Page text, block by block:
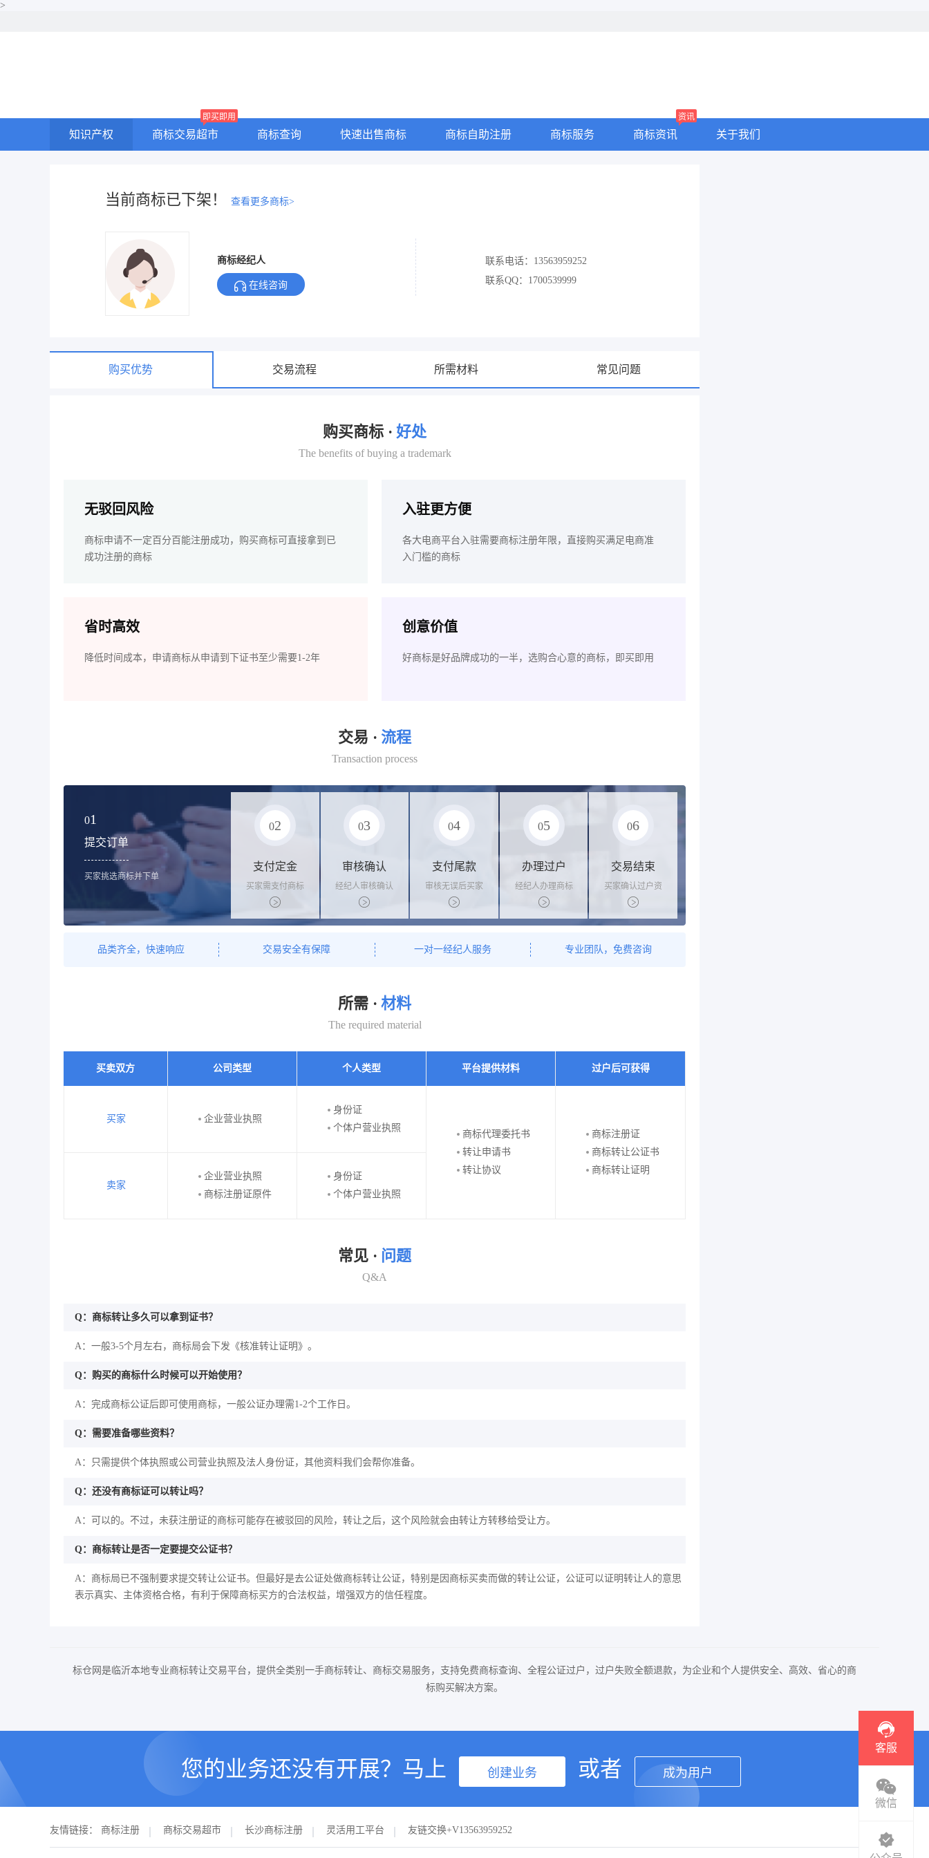
>
知识产权 商标交易超市
即买即用
商标查询 快速出售商标 商标自助注册 商标服务 商标资讯
资讯
关于我们
当前商标已下架！ 查看更多商标>
商标经纪人
在线咨询
联系电话：13563959252
联系QQ：1700539999
购买优势 交易流程 所需材料 常见问题
购买商标 · 好处
The benefits of buying a trademark
无驳回风险
商标申请不一定百分百能注册成功，购买商标可直接拿到已
成功注册的商标
入驻更方便
各大电商平台入驻需要商标注册年限，直接购买满足电商准
入门槛的商标
省时高效
降低时间成本，申请商标从申请到下证书至少需要1-2年
创意价值
好商标是好品牌成功的一半，选购合心意的商标，即买即用
交易 · 流程
Transaction process
01
提交订单
买家挑选商标并下单
02
支付定金
买家需支付商标
标价的10%的购
买订金
03
审核确认
经纪人审核确认
商标状态
04
支付尾款
审核无误后买家
支付尾款，卖家
办理相关手续
05
办理过户
经纪人办理商标
转让手续，交付
相关证书
06
交易结束
买家确认过户资
料后，平台解冻
资金支付卖家
品类齐全，快速响应 交易安全有保障 一对一经纪人服务 专业团队，免费咨询
所需 · 材料
The required material
买卖双方 公司类型 个人类型 平台提供材料 过户后可获得
买家 企业营业执照
身份证
个体户营业执照
商标代理委托书
转让申请书
转让协议
商标注册证
商标转让公证书
商标转让证明
卖家
企业营业执照
商标注册证原件
身份证
个体户营业执照
常见 · 问题
Q&A
Q：商标转让多久可以拿到证书？
A：一般3-5个月左右，商标局会下发《核准转让证明》。
Q：购买的商标什么时候可以开始使用？
A：完成商标公证后即可使用商标，一般公证办理需1-2个工作日。
Q：需要准备哪些资料？
A：只需提供个体执照或公司营业执照及法人身份证，其他资料我们会帮你准备。
Q：还没有商标证可以转让吗？
A：可以的。不过，未获注册证的商标可能存在被驳回的风险，转让之后，这个风险就会由转让方转移给受让方。
Q：商标转让是否一定要提交公证书？
A：商标局已不强制要求提交转让公证书。但最好是去公证处做商标转让公证，特别是因商标买卖而做的转让公证，公证可以证明转让人的意思
表示真实、主体资格合格，有利于保障商标买方的合法权益，增强双方的信任程度。
标仓网是临沂本地专业商标转让交易平台，提供全类别一手商标转让、商标交易服务，支持免费商标查询、全程公证过户，过户失败全额退款，为企业和个人提供安全、高效、省心的商
标购买解决方案。
您的业务还没有开展？马上 创建业务 或者 成为用户
友情链接： 商标注册 商标交易超市 长沙商标注册 灵活用工平台 友链交换+V13563959252
客服
微信